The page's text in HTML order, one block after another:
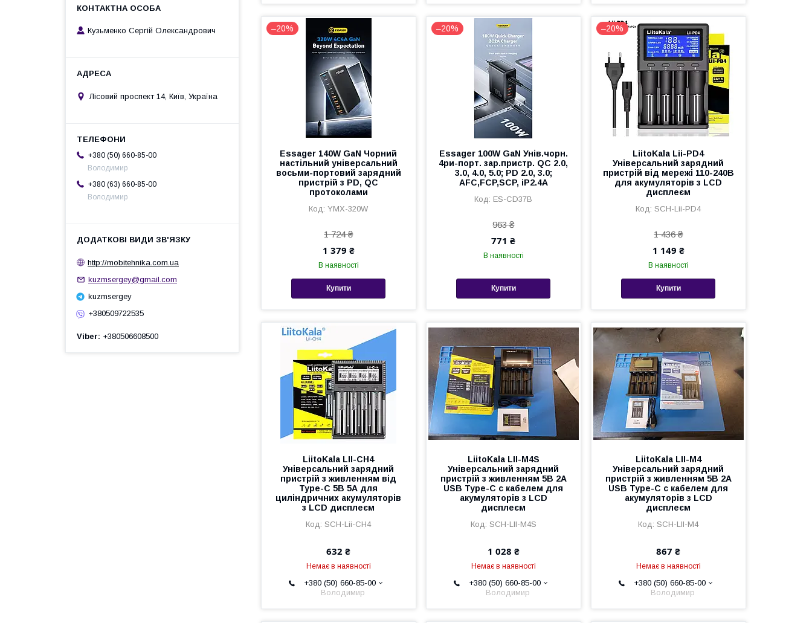
–20%
Essager 140W GaN Чорний
настільний універсальний
восьми-портовий зарядний
пристрій з PD, QC
протоколами
YMX-320W
1 724 ₴
1 379 ₴
В наявності
Купити
–20%
Essager 100W GaN Унів.чорн.
4ри-порт. зар.пристр. QC 2.0,
3.0, 4.0, 5.0; PD 2.0, 3.0;
AFC,FCP,SCP, iP2.4A
ES-CD37B
963 ₴
771 ₴
В наявності
Купити
–20%
LiitoKala Lii-PD4
Універсальний зарядний
пристрій від мережі 110-240В
для акумуляторів з LCD
дисплеєм
SCH-Lii-PD4
1 436 ₴
1 149 ₴
В наявності
Купити
LiitoKala LII-CH4
Універсальний зарядний
пристрій з живленням від
Type-C 5В 5А для
циліндричних акумуляторів
з LCD дисплеєм
SCH-Lii-CH4
632 ₴
Немає в наявності
+380 (50) 660-85-00
Володимир
LiitoKala LII-M4S
Універсальний зарядний
пристрій з живленням 5В 2А
USB Type-C с кабелем для
акумуляторів з LCD
дисплеєм
SCH-LII-M4S
1 028 ₴
Немає в наявності
+380 (50) 660-85-00
Володимир
LiitoKala LII-M4
Універсальний зарядний
пристрій з живленням 5В 2А
USB Type-C с кабелем для
акумуляторів з LCD
дисплеєм
SCH-LII-M4
867 ₴
Немає в наявності
+380 (50) 660-85-00
Володимир
Кузьменко Сергій Олександрович
Лісовий проспект 14, Київ, Україна
+380 (50) 660-85-00
Володимир
+380 (63) 660-85-00
Володимир
http://mobitehnika.com.ua
kuzmsergey@gmail.com
kuzmsergey
+380509722535
Viber +380506608500